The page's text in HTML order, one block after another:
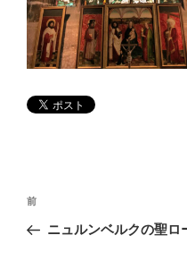
投
ナ
前
の
前
ニュルンベルクの聖ロ